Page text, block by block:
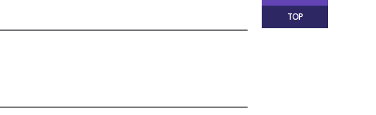
TOP